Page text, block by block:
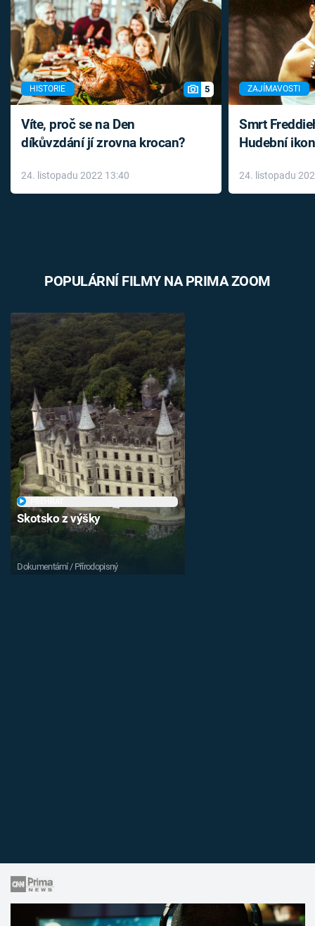
HISTORIE 5
Víte, proč se na Den
díkůvzdání jí zrovna krocan?
24. listopadu 2022 13:40
ZAJÍMAVOSTI
Smrt
Hudební
léky
24. listopadu
POPULÁRNÍ FILMY NA PRIMA ZOOM
Skotsko z výšky
Dokumentární / Přírodopisný